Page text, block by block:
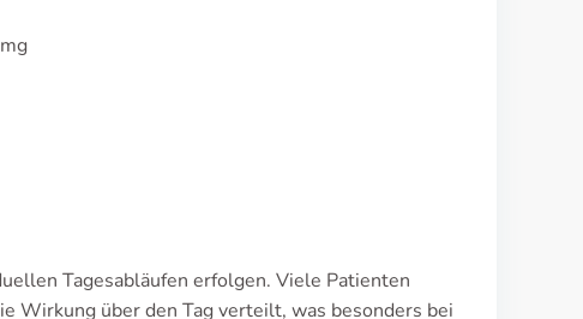
Tagesabläufen erfolgen. Viele Patienten
Wirkung über den Tag verteilt, was besonders bei